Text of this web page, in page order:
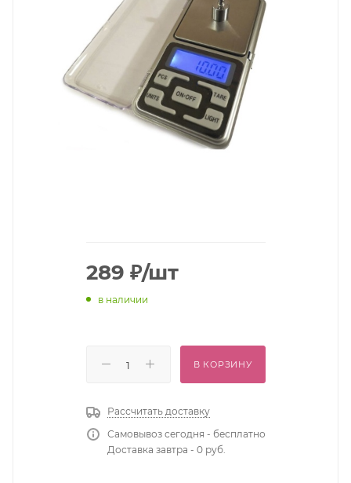
289 ₽/шт
в наличии
В КОРЗИНУ
Рассчитать доставку
Самовывоз сегодня - бесплатно
Доставка завтра - 0 руб.